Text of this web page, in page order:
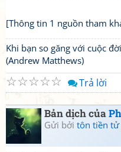
[Thông tin 1 nguồn tham
Khi bạn so găng với cuộc
(Andrew Matthews)
☆
☆
☆
☆
☆ Trả lời
Bản dịch của
Gửi bởi tôn tiền tử